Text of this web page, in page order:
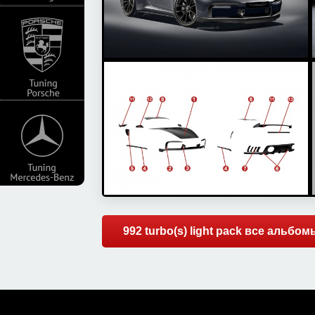
992 turbo(s) light pack все